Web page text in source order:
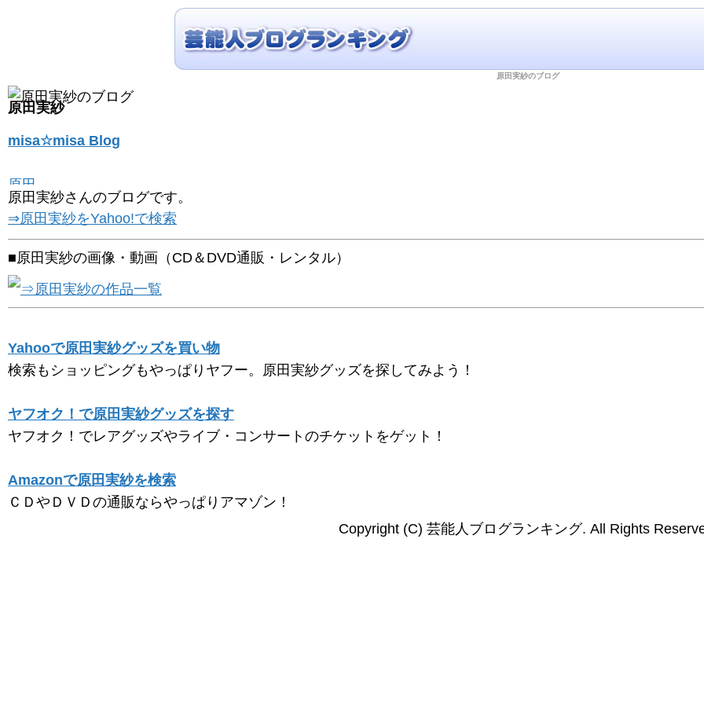
原田実紗のブログ
原田実紗
misa☆misa Blog
原田実紗さんのブログです。
⇒原田実紗をYahoo!で検索
■原田実紗の画像・動画（CD＆DVD通販・レンタル）
⇒原田実紗の作品一覧
Yahooで原田実紗グッズを買い物
検索もショッピングもやっぱりヤフー。原田実紗グッズを探してみよう！
ヤフオク！で原田実紗グッズを探す
ヤフオク！でレアグッズやライブ・コンサートのチケットをゲット！
Amazonで原田実紗を検索
ＣＤやＤＶＤの通販ならやっぱりアマゾン！
Copyright (C) 芸能人ブログランキング. All Rights